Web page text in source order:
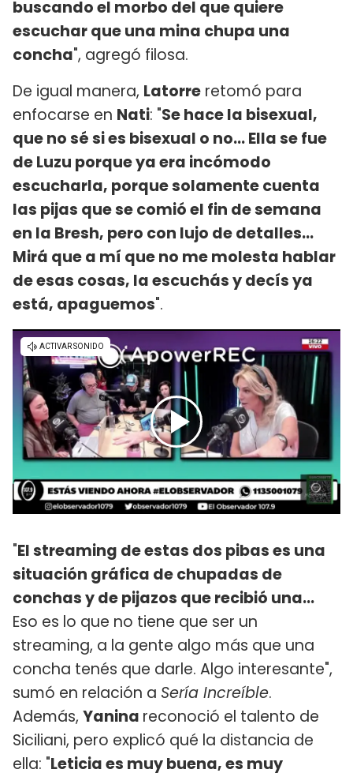
buscando el morbo del que quiere
escuchar que una mina chupa una
concha", agregó filosa.
De igual manera, Latorre retomó para
enfocarse en Nati: "Se hace la bisexual,
que no sé si es bisexual o no... Ella se fue
de Luzu porque ya era incómodo
escucharla, porque solamente cuenta
las pijas que se comió el fin de semana
en la Bresh, pero con lujo de detalles...
Mirá que a mí que no me molesta hablar
de esas cosas, la escuchás y decís ya
está, apaguemos".
"El streaming de estas dos pibas es una
situación gráfica de chupadas de
conchas y de pijazos que recibió una...
Eso es lo que no tiene que ser un
streaming, a la gente algo más que una
concha tenés que darle. Algo interesante",
sumó en relación a Sería Increíble.
Además, Yanina reconoció el talento de
Siciliani, pero explicó qué la distancia de
ella: "Leticia es muy buena, es muy